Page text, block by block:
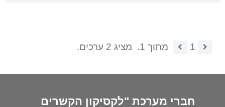
1 מתוך 1. מציג 2 ערכים.
חברי מערכת "לקסיקון הקשרים